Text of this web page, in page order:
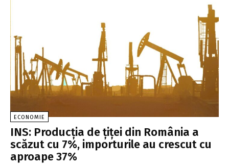
ECONOMIE
INS: Producția de țiței din România a
scăzut cu 7%, importurile au crescut cu
aproape 37%